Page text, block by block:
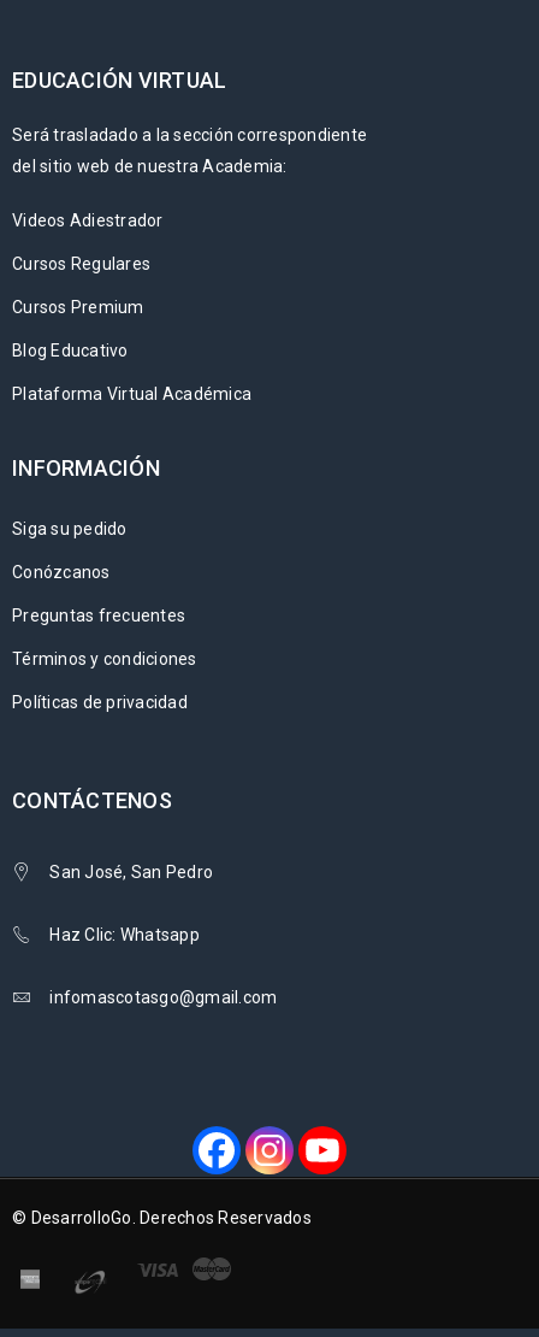
EDUCACIÓN VIRTUAL
Será trasladado a la sección correspondiente
del sitio web de nuestra Academia:
Videos Adiestrador
Cursos Regulares
Cursos Premium
Blog Educativo
Plataforma Virtual Académica
INFORMACIÓN
Siga su pedido
Conózcanos
Preguntas frecuentes
Términos y condiciones
Políticas de privacidad
CONTÁCTENOS
San José, San Pedro
Haz Clic: Whatsapp
infomascotasgo@gmail.com
© DesarrolloGo. Derechos Reservados